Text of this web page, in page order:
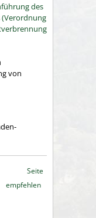
des
(Verordnung
von
Seite
empfehlen